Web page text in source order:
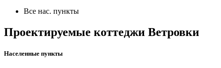
Все нас. пункты
Проектируемые коттеджи Ветровки
Населенные пункты